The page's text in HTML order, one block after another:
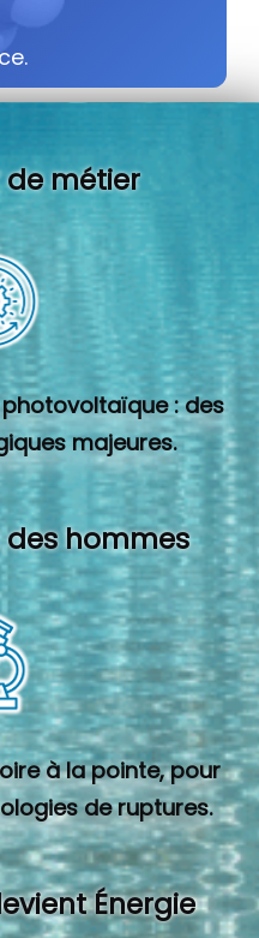
métier
: des
majeures.
hommes
à la pointe, pour
de ruptures.
Énergie